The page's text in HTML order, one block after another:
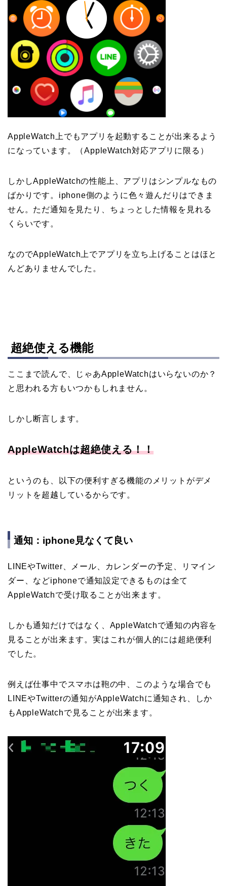
AppleWatch上でもアプリを起動することが出来るよう
になっています。（AppleWatch対応アプリに限る）
しかしAppleWatchの性能上、アプリはシンプルなもの
ばかりです。iphone側のように色々遊んだりはできま
せん。ただ通知を見たり、ちょっとした情報を見れる
くらいです。
なのでAppleWatch上でアプリを立ち上げることはほと
んどありませんでした。
超絶使える機能
ここまで読んで、じゃあAppleWatchはいらないのか？
と思われる方もいつかもしれません。
しかし断言します。
AppleWatchは超絶使える！！
というのも、以下の便利すぎる機能のメリットがデメ
リットを超越しているからです。
通知：iphone見なくて良い
LINEやTwitter、メール、カレンダーの予定、リマイン
ダー、などiphoneで通知設定できるものは全て
AppleWatchで受け取ることが出来ます。
しかも通知だけではなく、AppleWatchで通知の内容を
見ることが出来ます。実はこれが個人的には超絶便利
でした。
例えば仕事中でスマホは鞄の中、このような場合でも
LINEやTwitterの通知がAppleWatchに通知され、しか
もAppleWatchで見ることが出来ます。